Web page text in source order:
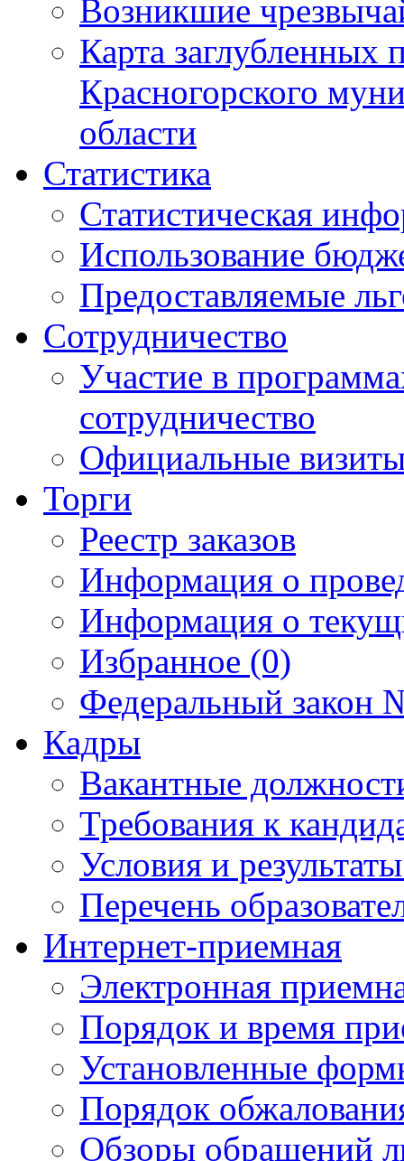
Возникшие
Карта
Красногорского
области
Статистика
Статистическая
Использование
Предоставляемые
Сотрудничество
Участие в
сотрудничество
Официальные
Торги
Реестр заказов
Информация о
Информация о
Избранное (0)
Федеральный закон
Кадры
Вакантные
Требования к
Условия и
Перечень
Интернет-приемная
Электронная
Порядок и время
Установленные
Порядок
Обзоры обращений